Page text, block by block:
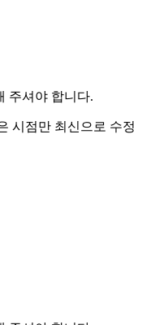
주셔야 합니다.
시점만 최신으로 수정